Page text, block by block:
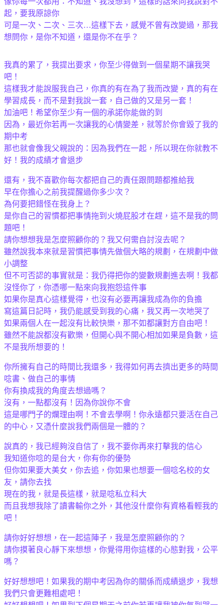
起，要我原諒你
可是一次、二次、三次…這樣下去，感覺不曾有改變過，那我
想問你，是你不知道，還是你不在乎？
我真的累了，我提出要求，你至少得做到一個星期不讓我哭
吧！
這樣我才能說服我自己，你真的有在為了我而改變，真的有在
學習成長，而不是對我說一套，自己做的又是另一套！
加油吧！希望你至少有一個的承諾你能做的到
因為，最近你若再一次讓我的心情變差，就等於你會毀了我的
期中考
那也就會像我父親說的：因為我們在一起，所以現在你就教不
好！我的成績才會退步
還有，我不喜歡你每次都把自己的責任跟問題都推給我
早在你擔心之前我提醒過你多少次？
為何要把錯怪在我身上？
是你自己的習慣都把事情拖到火燒屁股才在趕，這不是我的問
題吧！
請你想想我是怎麼照顧你的？我又何需自討沒去呢？
雖然說我本來就是習慣把事情先做個大略的規劃，在規劃中做
小調整
但不可否認的事實就是：我仍得把你的變數規劃進去啊！我都
沒怪你了，你憑哪一點來向我抱怨這件事
如果你是真心這樣覺得，也沒有必要再讓我成為你的負擔
寫這篇日記時，我仍能感受到我的心痛，我又再一次地哭了
如果兩個人在一起沒有比較快樂，那不如都讓對方自由吧！
雖然不能說都沒有歡樂，但開心與不開心相加如果是負數，這
不是我所想要的！
你所擁有自己的時間比我還多，我得如何再去擠出更多的時間
唸書、做自己的事情
你有換成我的角度去想過嗎？
沒有，一點都沒有！因為你說你不會
這是哪門子的爛理由啊！不會去學啊！你永遠都只要活在自己
的中心，又憑什麼說我們兩個是一體的？
說真的，我已經夠沒自信了，我不要你再來打擊我的信心
我知道你唸的是台大，你有你的優勢
但你如果要大美女，你去追，你如果也想要一個唸名校的女
友，請你去找
現在的我，就是長這樣，就是唸私立科大
而且我想我除了讀書輸你之外，其他沒什麼你有資格看輕我的
吧！
請你好好想想，在一起這陣子，我是怎麼照顧你的？
請你摸著良心靜下來想想，你覺得用你這樣的心態對我，公平
嗎？
好好想想吧！如果我的期中考因為你的關係而成績退步，我想
我們只會更難相處吧！